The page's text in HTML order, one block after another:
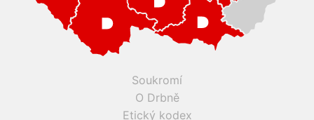
Soukromí
O Drbně
Etický kodex